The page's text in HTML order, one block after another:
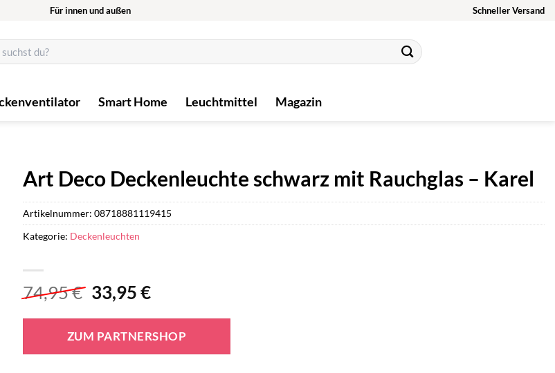
Für innen und außen Schneller Versand
Smart Home Leuchtmittel Magazin
Art Deco Deckenleuchte schwarz mit Rauchglas – Karel
74,95€ Ursprünglicher
war:
74,95 €
33,95€Aktueller
ist:
33,95 €.
ZUM PARTNERSHOP
Artikelnummer: 08718881119415
Kategorie: Deckenleuchten